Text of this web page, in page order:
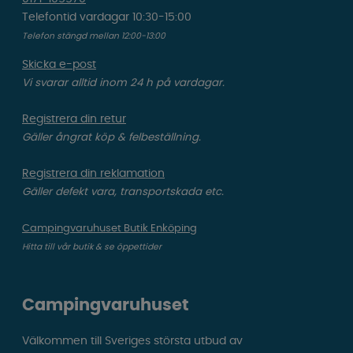
Telefontid vardagar 10:30-15:00
Telefon stängd mellan 12:00-13:00
Skicka e-post
Vi svarar alltid inom 24 h på vardagar.
Registrera din retur
Gäller ångrat köp & felbeställning.
Registrera din reklamation
Gäller defekt vara, transportskada etc.
Campingvaruhuset Butik Enköping
Hitta till vår butik & se öppettider
Campingvaruhuset
Välkommen till Sveriges största utbud av